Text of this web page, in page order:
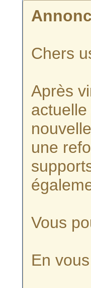
Chers
Après
une
Vous
En